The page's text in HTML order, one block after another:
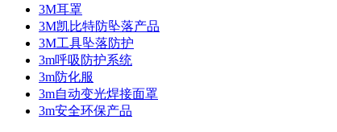
3M耳罩
3M凯比特防坠落产品
3M工具坠落防护
3m呼吸防护系统
3m防化服
3m自动变光焊接面罩
3m安全环保产品